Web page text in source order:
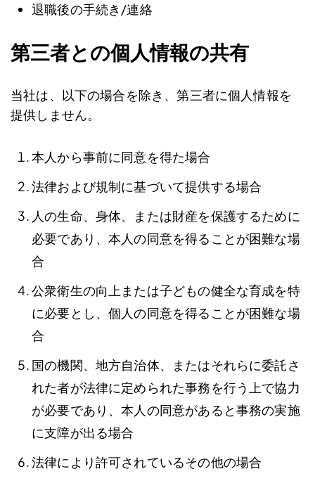
退職後の手続き/連絡
第三者との個人情報の共有
当社は、以下の場合を除き、第三者に個人情報を
提供しません。
本人から事前に同意を得た場合
法律および規制に基づいて提供する場合
人の生命、身体、または財産を保護するために
必要であり、本人の同意を得ることが困難な場
合
公衆衛生の向上または子どもの健全な育成を特
に必要とし、個人の同意を得ることが困難な場
合
国の機関、地方自治体、またはそれらに委託さ
れた者が法律に定められた事務を行う上で協力
が必要であり、本人の同意があると事務の実施
に支障が出る場合
法律により許可されているその他の場合